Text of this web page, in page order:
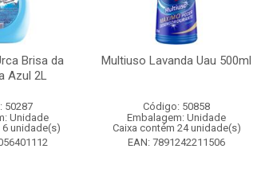
Brisa da
Azul 2L
50287
Unidade
6 unidade(s)
Multiuso Lavanda Uau 500ml
Código: 50858
Embalagem: Unidade
Caixa contém 24 unidade(s)
EAN: 7891242211506